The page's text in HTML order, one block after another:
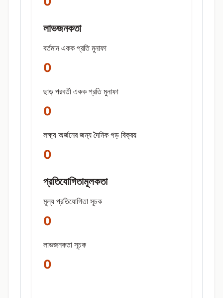
লাভজনকতা
বর্তমান একক প্রতি মুনাফা
0
ছাড় পরবর্তী একক প্রতি মুনাফা
0
লক্ষ্য অর্জনের জন্য দৈনিক গড় বিক্রয়
0
প্রতিযোগিতামূলকতা
মূল্য প্রতিযোগিতা সূচক
0
লাভজনকতা সূচক
0